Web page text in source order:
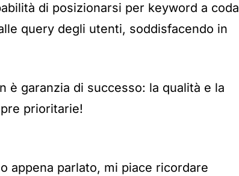
di posizionarsi per keyword a coda
query degli utenti, soddisfacendo in
è garanzia di successo: la qualità e la
prioritarie!
appena parlato, mi piace ricordare